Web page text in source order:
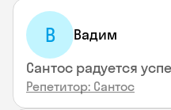
В Вадим
Сантос радуется
Репетитор: Сантос